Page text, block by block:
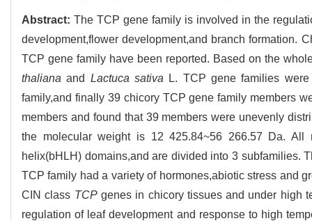
Abstract:The TCP gene family is involved in the
development,flower development,and branch formation.
TCP gene family have been reported. Based on the
thaliana and Lactuca sativa L. TCP gene families
family,and finally 39 chicory TCP gene family members
members and found that 39 members were unevenly
the molecular weight is 12 425.84~56 266.57 Da. All
helix(bHLH) domains,and are divided into 3 subfamilies.
TCP family had a variety of hormones,abiotic stress and
CIN class TCPgenes in chicory tissues and under high
regulation of leaf development and response to high